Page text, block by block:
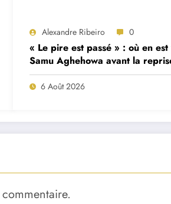
Alexandre Ribeiro 0
« Le pire est passé » : où en
Samu Aghehowa avant la
Porto ?
6 Août 2026